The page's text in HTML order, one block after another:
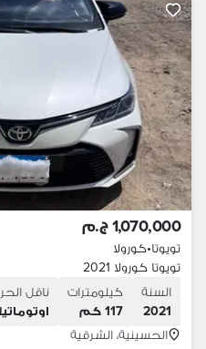
1,070,000 ج.م
تويوتا•كورولا
تويوتا كورولا 2021
السنة
2021
كيلومترات
117 كم
ناقل
الحسينية، الشرقية